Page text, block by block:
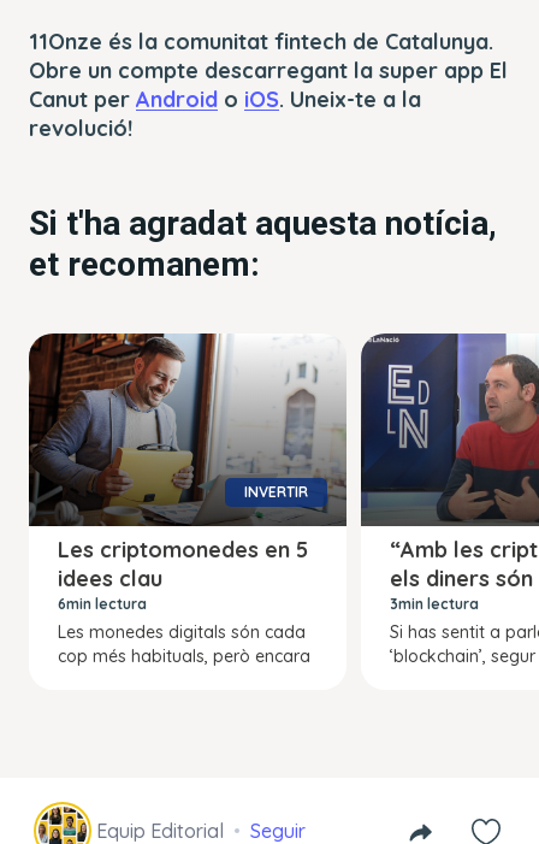
11Onze és la comunitat fintech de Catalunya.
Obre un compte descarregant la super app El
Canut per Android o iOS. Uneix-te a la
revolució!
Si t'ha agradat aquesta notícia,
et recomanem:
INVERTIR
Les criptomonedes en 5
idees clau
6min lectura
Les monedes digitals són cada
cop més habituals, però encara
“Amb les
els diners són
3min lectura
Si has sentit a
‘blockchain’,
Equip Editorial Seguir